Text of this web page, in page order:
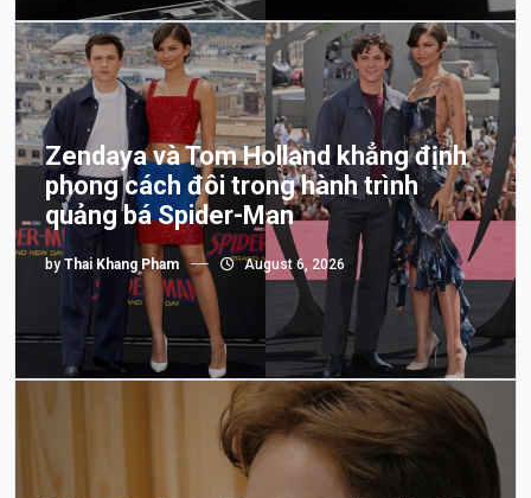
Zendaya và Tom Holland khẳng định
phong cách đôi trong hành trình
quảng bá Spider-Man
by Thai Khang Pham August 6, 2026